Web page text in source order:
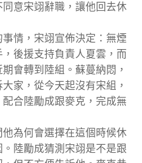
意宋翊辭職，讓他回去休
情，宋翊宣佈決定：無煙
後援支持負責人夏雲，而
會轉到陸組。蘇蔓納悶，
家，從今天起沒有宋組，
合陸勵成跟麥克，完成無
為何會選擇在這個時候休
陸勵成猜測宋翊是不是跟